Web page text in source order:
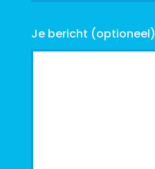
Je bericht (optioneel)